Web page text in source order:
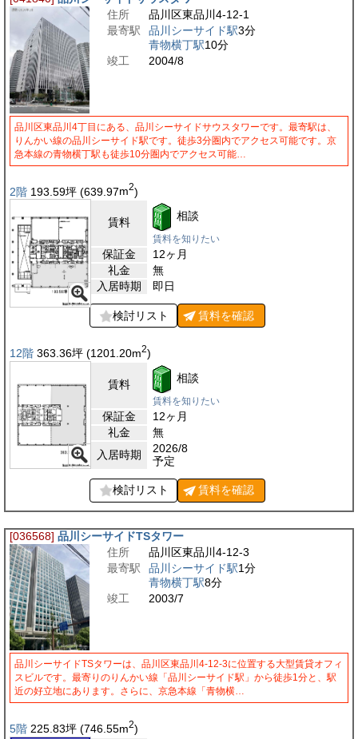
住所
品川区東品川4-12-1
最寄駅
品川シーサイド駅3分
青物横丁駅10分
竣工
2004/8
品川区東品川4丁目にある、品川シーサイドサウスタワーです。最寄駅は、
りんかい線の品川シーサイド駅です。徒歩3分圏内でアクセス可能です。京
急本線の青物横丁駅も徒歩10分圏内でアクセス可能…
2階 193.59坪 (639.97m2)
賃料 相談
賃料を知りたい
保証金
12ヶ月
礼金
無
入居時期
即日
検討リスト 賃料を確認
12階 363.36坪 (1201.20m2)
賃料 相談
賃料を知りたい
保証金
12ヶ月
礼金
無
入居時期
2026/8
予定
検討リスト 賃料を確認
[036568] 品川シーサイドTSタワー
住所
品川区東品川4-12-3
最寄駅
品川シーサイド駅1分
青物横丁駅8分
竣工
2003/7
品川シーサイドTSタワーは、品川区東品川4-12-3に位置する大型賃貸オフィ
スビルです。最寄りのりんかい線「品川シーサイド駅」から徒歩1分と、駅
近の好立地にあります。さらに、京急本線「青物横…
5階 225.83坪 (746.55m2)